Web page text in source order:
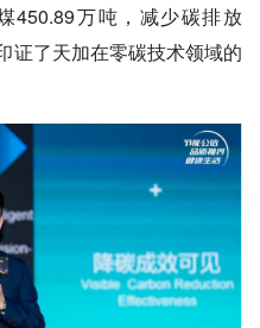
450.89万吨，减少碳排放
证了天加在零碳技术领域的